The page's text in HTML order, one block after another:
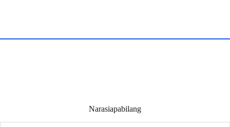
Narasiapabilang